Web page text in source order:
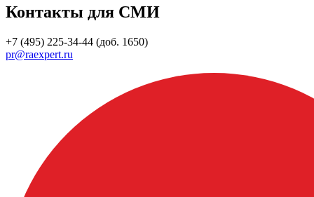
Контакты для СМИ
+7 (495) 225-34-44 (доб. 1650)
pr@raexpert.ru